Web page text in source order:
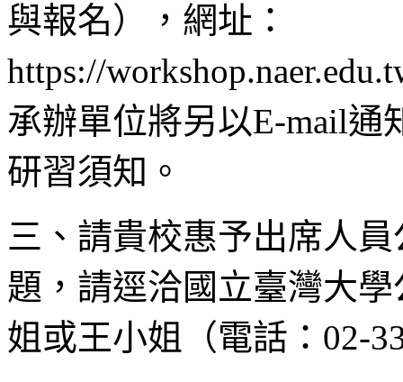
與報名），網址：
https://
承辦單位將另以E-mail通
研習須知。
三、請貴校惠予出席人
題，請逕洽國立臺灣大
姐或王小姐（電話：02-